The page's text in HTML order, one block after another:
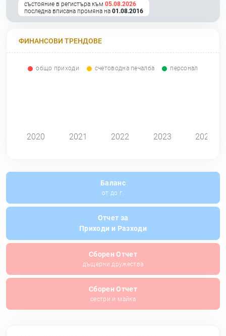
състояние в регистъра към 05.08.2026
последна вписана промяна на 01.08.2016
ФИНАНСОВИ ТРЕНДОВЕ
общо приходи счетоводна печалба персонал
2020 2021 2022 2023 2024
Баланс
от до г.
Отчет за
Приходи и Разходи
Сборен Отчет
дъщерни дружества
Сборен Отчет
сестри и майка